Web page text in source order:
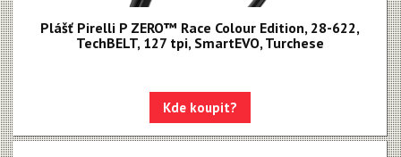
Plášť Pirelli P ZERO™ Race Colour Edition, 28-622,
TechBELT, 127 tpi, SmartEVO, Turchese
Kde koupit?